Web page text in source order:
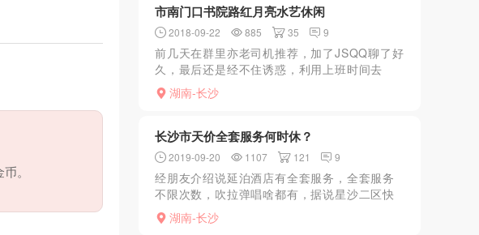
。
市南门口书院路红月亮水艺休闲
2018-09-22 885 35 9
前几天在群里亦老司机推荐，加了JSQQ聊了好
久，最后还是经不住诱惑，利用上班时间去
了，进去先是给你洗盐浴，洗完后先找找感觉
填了我的小JJ，kouhuo还不错，一下就硬了，
湖南-长沙
长沙市天价全套服务何时休？
2019-09-20 1107 121 9
经朋友介绍说延泊酒店有全套服务，全套服务
不限次数，吹拉弹唱啥都有，据说星沙二区快
餐店倒闭后，年轻漂亮的鸡婆们都从事1200元
以上的服务去了，以前150元的B价，现在哄抬
湖南-长沙